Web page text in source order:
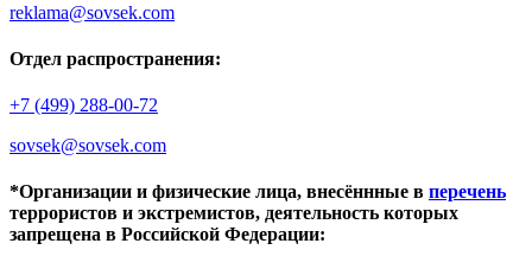
reklama@sovsek.com
Отдел распространения:
+7 (499) 288-00-72
sovsek@sovsek.com
*Организации и физические лица, внесённные в перечень
террористов и экстремистов, деятельность которых
запрещена в Российской Федерации: